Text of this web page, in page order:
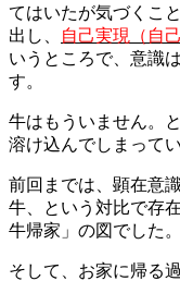
てはいたが気づくこ
出し、
自己実現（自
いうところで、意識
す。
牛はもういません。
溶け込んでしまって
前回までは、顕在意
牛、という対比で存
牛帰家」の図でした。
そして、お家に帰る